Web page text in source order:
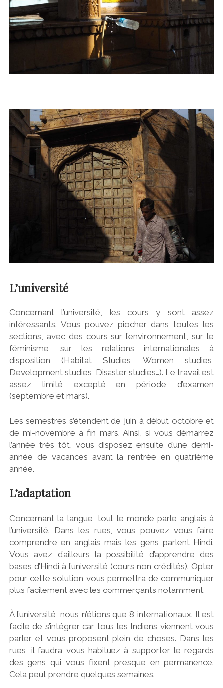
L’université
Concernant l’université, les cours y sont assez
intéressants. Vous pouvez piocher dans toutes les
sections, avec des cours sur l’environnement, sur le
féminisme, sur les relations internationales à
disposition (Habitat Studies, Women studies,
Development studies, Disaster studies…). Le travail est
assez limité excepté en période d’examen
(septembre et mars).
Les semestres s’étendent de juin à début octobre et
de mi-novembre à fin mars. Ainsi, si vous démarrez
l’année très tôt, vous disposez ensuite d’une demi-
année de vacances avant la rentrée en quatrième
année.
L’adaptation
Concernant la langue, tout le monde parle anglais à
l’université. Dans les rues, vous pouvez vous faire
comprendre en anglais mais les gens parlent Hindi.
Vous avez d’ailleurs la possibilité d’apprendre des
bases d’Hindi à l’université (cours non crédités). Opter
pour cette solution vous permettra de communiquer
plus facilement avec les commerçants notamment.
À l’université, nous n’étions que 8 internationaux. Il est
facile de s’intégrer car tous les Indiens viennent vous
parler et vous proposent plein de choses. Dans les
rues, il faudra vous habituez à supporter le regards
des gens qui vous fixent presque en permanence.
Cela peut prendre quelques semaines.